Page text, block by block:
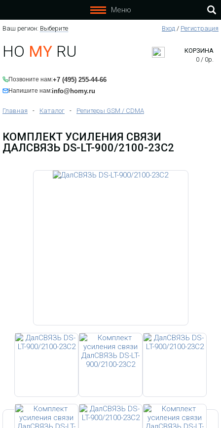
Меню
Ваш регион: Выберите Вход / Регистрация
HO MY RU
Позвоните нам:+7 (495) 255-44-66
Напишите нам:info@homy.ru
КОРЗИНА
0 / 0р.
Главная - Каталог - Репитеры GSM / CDMA
КОМПЛЕКТ УСИЛЕНИЯ СВЯЗИ
ДАЛСВЯЗЬ DS-LT-900/2100-23С2
Этот товар относится к следующим категориям: